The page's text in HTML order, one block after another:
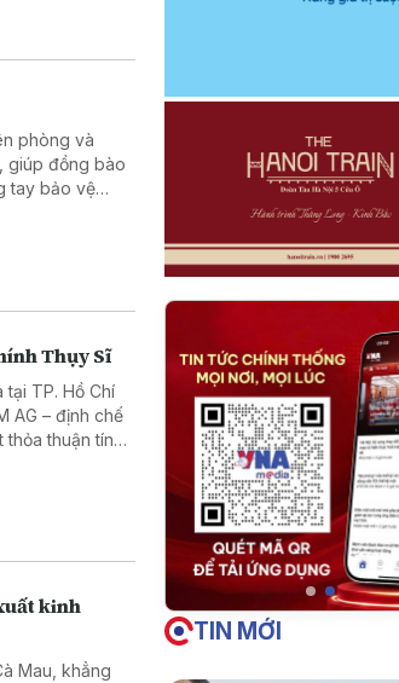
phòng và
giúp đồng bào
tay bảo vệ
Thụy Sĩ
TP. Hồ Chí
AG – định chế
thuận tín
kinh
Mau, khẳng
TIN MỚI